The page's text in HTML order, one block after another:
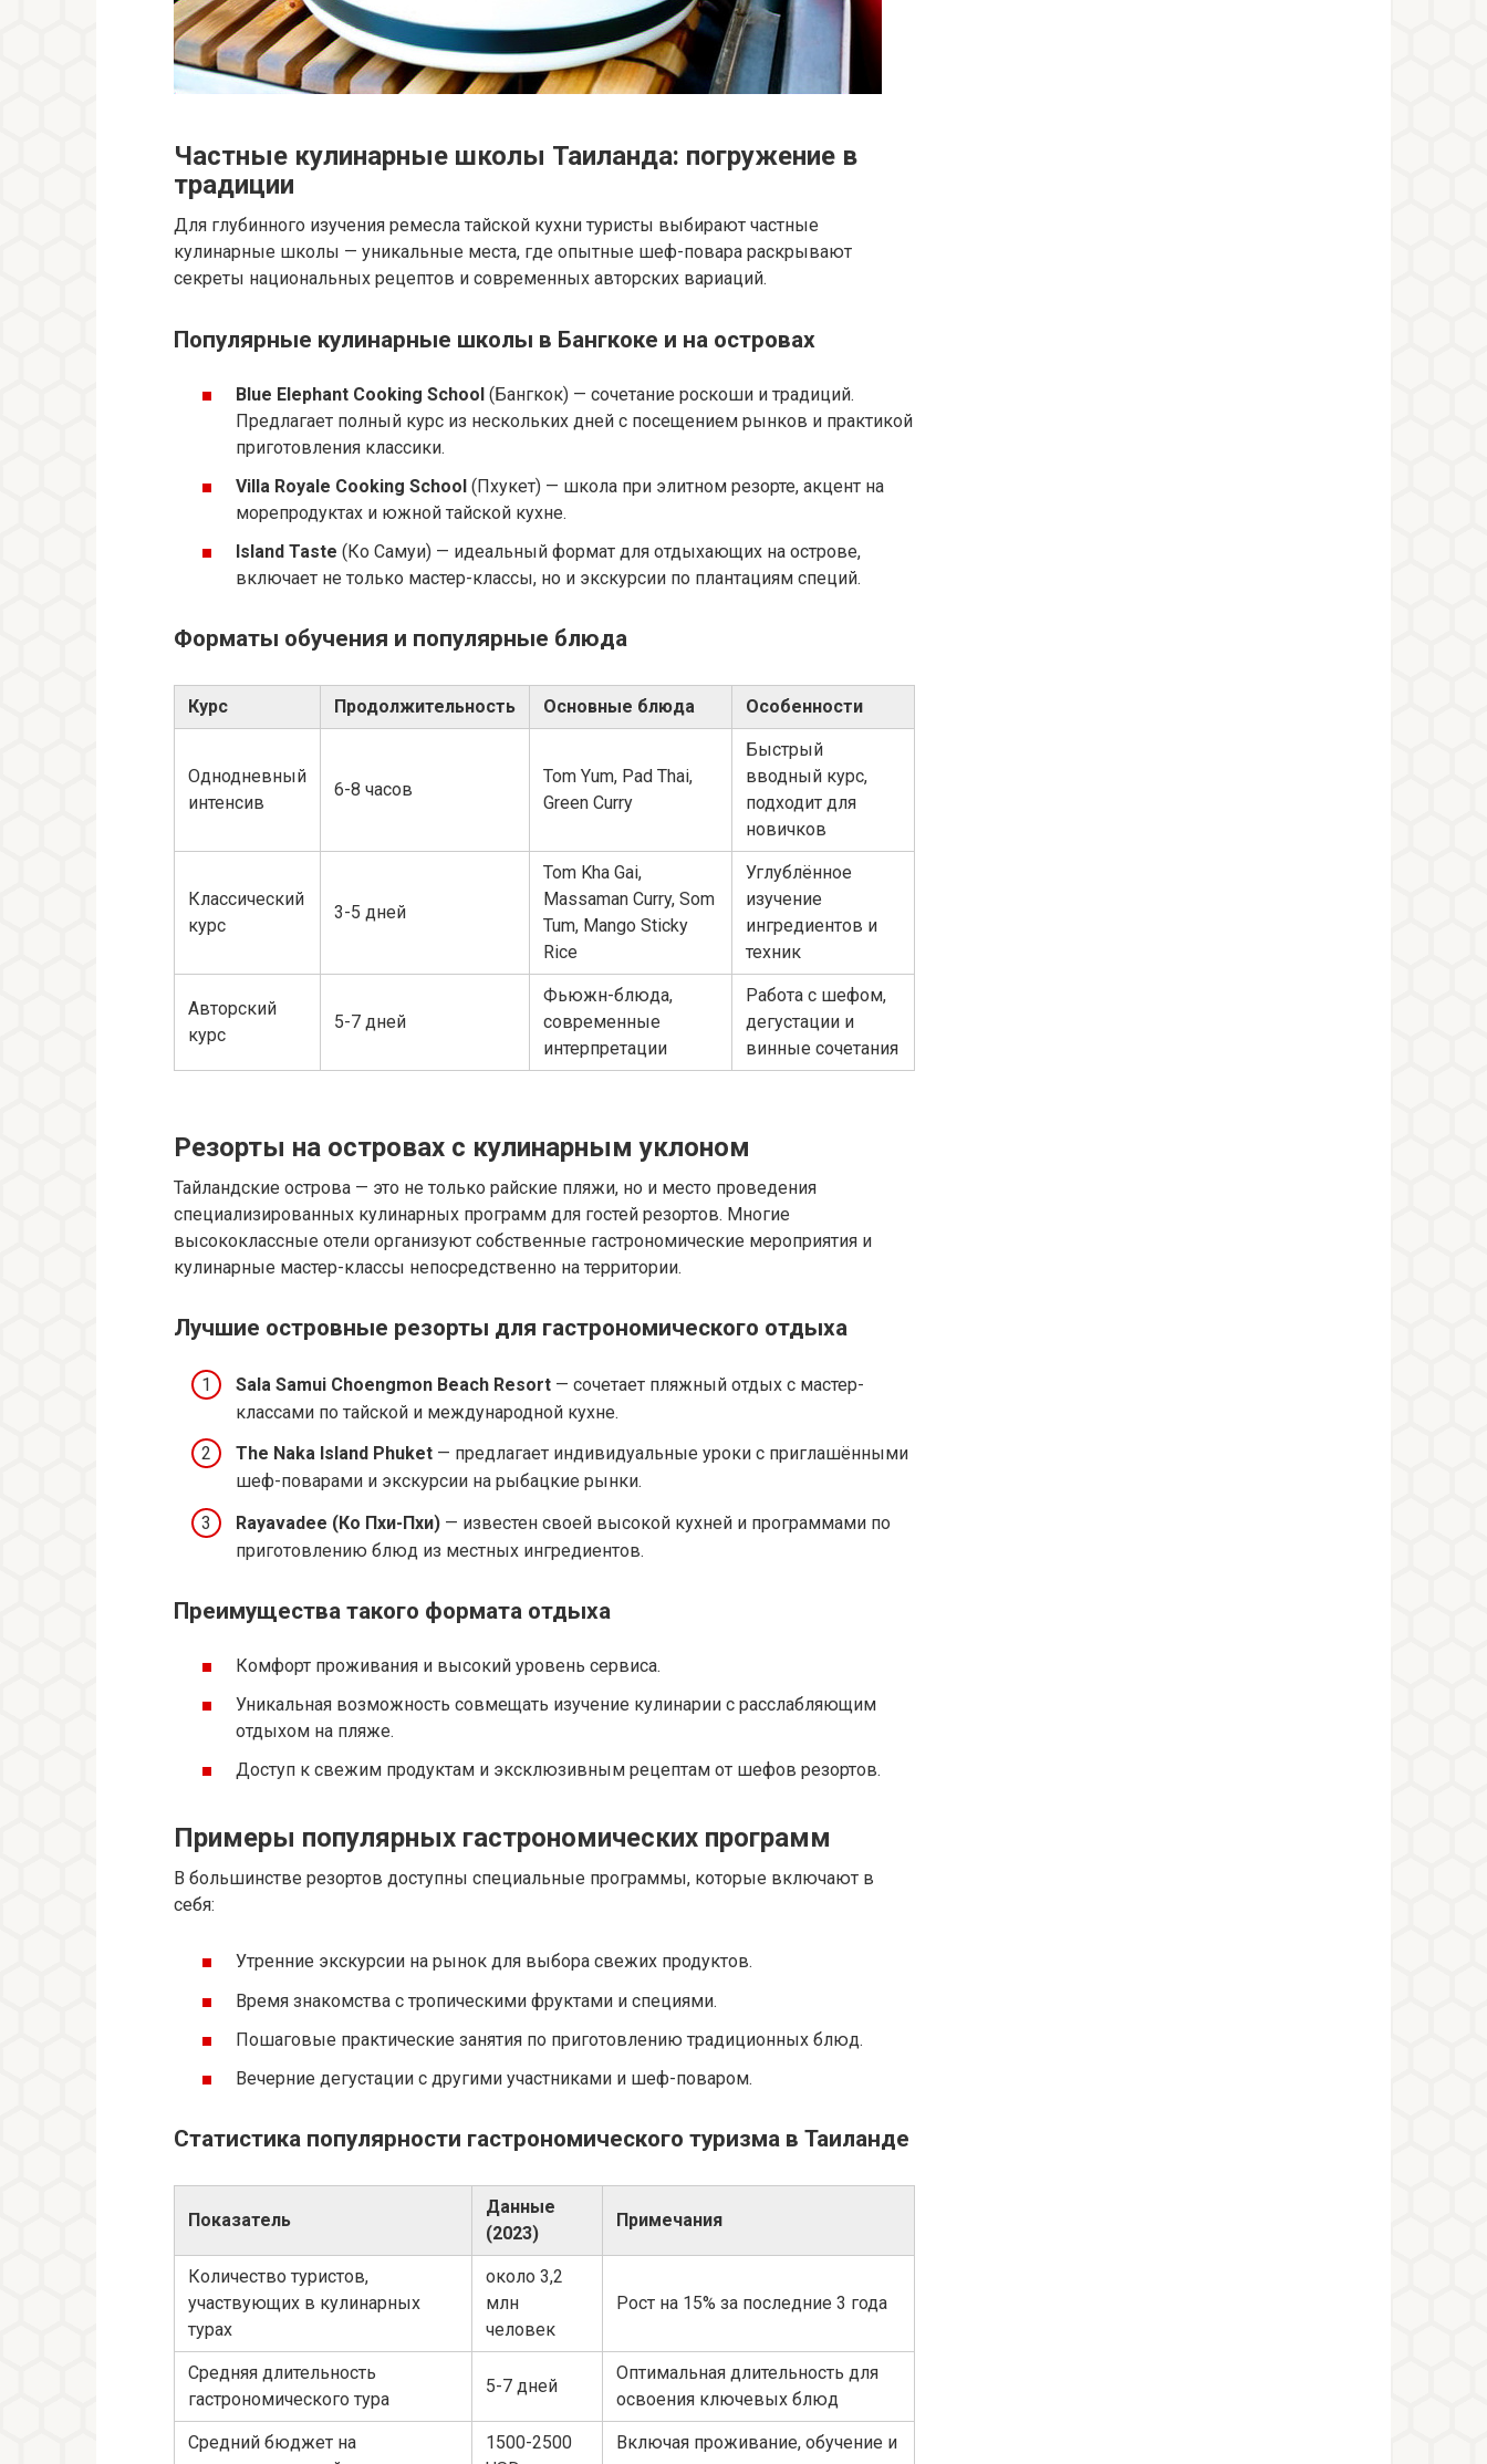
Частные кулинарные школы Таиланда: погружение в
традиции
Для глубинного изучения ремесла тайской кухни туристы выбирают частные
кулинарные школы — уникальные места, где опытные шеф-повара раскрывают
секреты национальных рецептов и современных авторских вариаций.
Популярные кулинарные школы в Бангкоке и на островах
Blue Elephant Cooking School (Бангкок) — сочетание роскоши и традиций.
Предлагает полный курс из нескольких дней с посещением рынков и практикой
приготовления классики.
Villa Royale Cooking School (Пхукет) — школа при элитном резорте, акцент на
морепродуктах и южной тайской кухне.
Island Taste (Ко Самуи) — идеальный формат для отдыхающих на острове,
включает не только мастер-классы, но и экскурсии по плантациям специй.
Форматы обучения и популярные блюда
Курс Продолжительность Основные блюда Особенности
Однодневный
интенсив
6-8 часов
Tom Yum, Pad Thai,
Green Curry
Быстрый
вводный курс,
подходит для
новичков
Классический
курс
3-5 дней
Tom Kha Gai,
Massaman Curry, Som
Tum, Mango Sticky
Rice
Углублённое
изучение
ингредиентов и
техник
Авторский
курс
5-7 дней
Фьюжн-блюда,
современные
интерпретации
Работа с шефом,
дегустации и
винные сочетания
Резорты на островах с кулинарным уклоном
Тайландские острова — это не только райские пляжи, но и место проведения
специализированных кулинарных программ для гостей резортов. Многие
высококлассные отели организуют собственные гастрономические мероприятия и
кулинарные мастер-классы непосредственно на территории.
Лучшие островные резорты для гастрономического отдыха
Sala Samui Choengmon Beach Resort — сочетает пляжный отдых с мастер-
классами по тайской и международной кухне.
The Naka Island Phuket — предлагает индивидуальные уроки с приглашёнными
шеф-поварами и экскурсии на рыбацкие рынки.
Rayavadee (Ко Пхи-Пхи) — известен своей высокой кухней и программами по
приготовлению блюд из местных ингредиентов.
Преимущества такого формата отдыха
Комфорт проживания и высокий уровень сервиса.
Уникальная возможность совмещать изучение кулинарии с расслабляющим
отдыхом на пляже.
Доступ к свежим продуктам и эксклюзивным рецептам от шефов резортов.
Примеры популярных гастрономических программ
В большинстве резортов доступны специальные программы, которые включают в
себя:
Утренние экскурсии на рынок для выбора свежих продуктов.
Время знакомства с тропическими фруктами и специями.
Пошаговые практические занятия по приготовлению традиционных блюд.
Вечерние дегустации с другими участниками и шеф-поваром.
Статистика популярности гастрономического туризма в Таиланде
Показатель
Данные
(2023)
Примечания
Количество туристов,
участвующих в кулинарных
турах
около 3,2
млн
человек
Рост на 15% за последние 3 года
Средняя длительность
гастрономического тура
5-7 дней
Оптимальная длительность для
освоения ключевых блюд
Средний бюджет на
1500-2500
Включая проживание, обучение и